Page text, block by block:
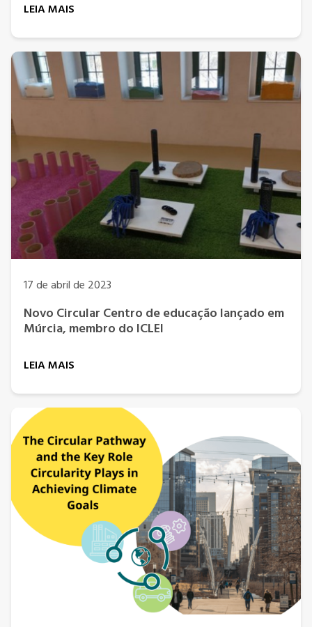
LEIA MAIS
17 de abril de 2023
Novo Circular Centro de educação lançado em
Múrcia, membro do ICLEI
LEIA MAIS